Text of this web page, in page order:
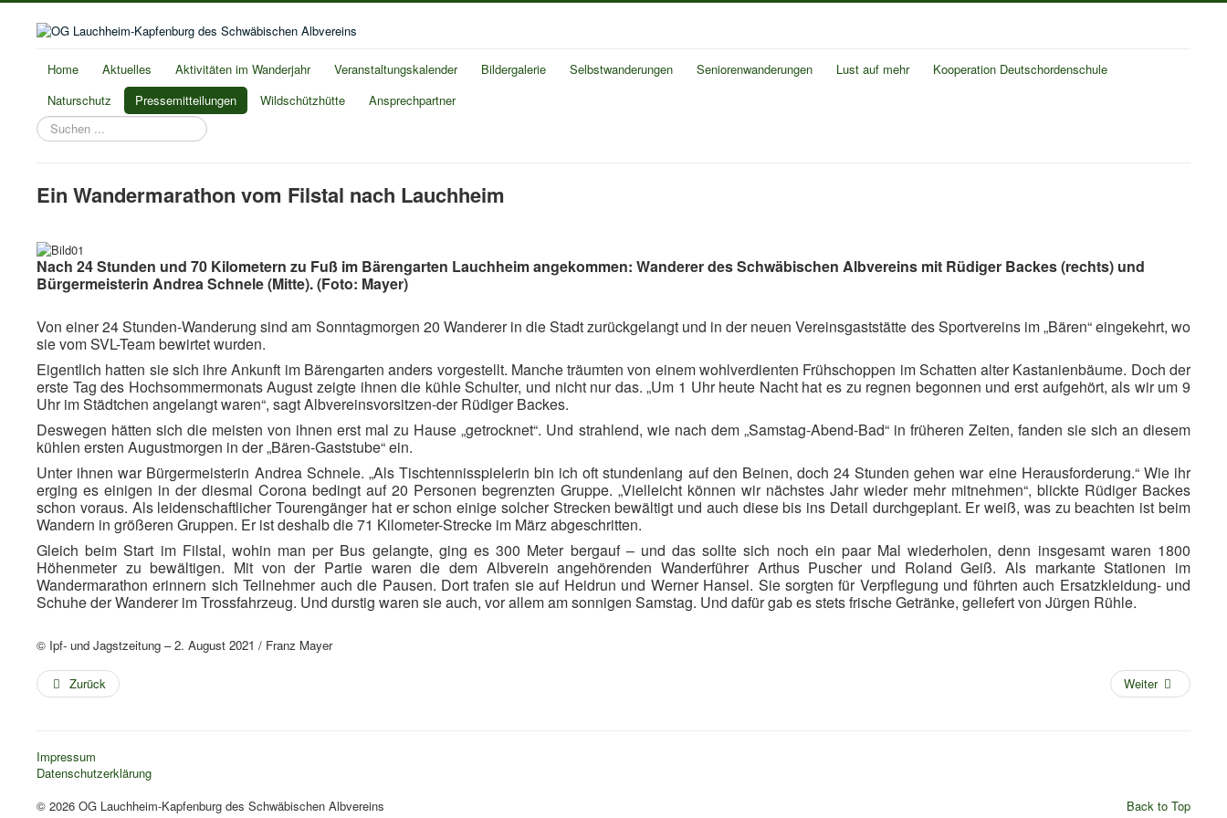
Home Aktuelles Aktivitäten im Wanderjahr Veranstaltungskalender Bildergalerie Selbstwanderungen Seniorenwanderungen Lust auf mehr
Kooperation Deutschordenschule
Naturschutz
Pressemitteilungen Wildschützhütte
Ansprechpartner
Suchen
...
Ein Wandermarathon vom Filstal nach Lauchheim
Nach 24 Stunden und 70 Kilometern zu Fuß im Bärengarten Lauchheim angekommen: Wanderer des Schwäbischen Albvereins mit Rüdiger Backes (rechts) und
Bürgermeisterin Andrea Schnele (Mitte). (Foto: Mayer)
Von einer 24 Stunden-Wanderung sind am Sonntagmorgen 20 Wanderer in die Stadt zurückgelangt und in der neuen Vereinsgaststätte des Sportvereins im „Bären“ eingekehrt, wo
sie vom SVL-Team bewirtet wurden.
Eigentlich hatten sie sich ihre Ankunft im Bärengarten anders vorgestellt. Manche träumten von einem wohlverdienten Frühschoppen im Schatten alter Kastanienbäume. Doch der
erste Tag des Hochsommermonats August zeigte ihnen die kühle Schulter, und nicht nur das. „Um 1 Uhr heute Nacht hat es zu regnen begonnen und erst aufgehört, als wir um 9
Uhr im Städtchen angelangt waren“, sagt Albvereinsvorsitzen-der Rüdiger Backes.
Deswegen hätten sich die meisten von ihnen erst mal zu Hause „getrocknet“. Und strahlend, wie nach dem „Samstag-Abend-Bad“ in früheren Zeiten, fanden sie sich an diesem
kühlen ersten Augustmorgen in der „Bären-Gaststube“ ein.
Unter ihnen war Bürgermeisterin Andrea Schnele. „Als Tischtennisspielerin bin ich oft stundenlang auf den Beinen, doch 24 Stunden gehen war eine Herausforderung.“ Wie ihr
erging es einigen in der diesmal Corona bedingt auf 20 Personen begrenzten Gruppe. „Vielleicht können wir nächstes Jahr wieder mehr mitnehmen“, blickte Rüdiger Backes
schon voraus. Als leidenschaftlicher Tourengänger hat er schon einige solcher Strecken bewältigt und auch diese bis ins Detail durchgeplant. Er weiß, was zu beachten ist beim
Wandern in größeren Gruppen. Er ist deshalb die 71 Kilometer-Strecke im März abgeschritten.
Gleich beim Start im Filstal, wohin man per Bus gelangte, ging es 300 Meter bergauf – und das sollte sich noch ein paar Mal wiederholen, denn insgesamt waren 1800
Höhenmeter zu bewältigen. Mit von der Partie waren die dem Albverein angehörenden Wanderführer Arthus Puscher und Roland Geiß. Als markante Stationen im
Wandermarathon erinnern sich Teilnehmer auch die Pausen. Dort trafen sie auf Heidrun und Werner Hansel. Sie sorgten für Verpflegung und führten auch Ersatzkleidung- und
Schuhe der Wanderer im Trossfahrzeug. Und durstig waren sie auch, vor allem am sonnigen Samstag. Und dafür gab es stets frische Getränke, geliefert von Jürgen Rühle.
© Ipf- und Jagstzeitung – 2. August 2021 / Franz Mayer
Zurück Weiter
Impressum
Datenschutzerklärung
Back to Top
© 2026 OG Lauchheim-Kapfenburg des Schwäbischen Albvereins